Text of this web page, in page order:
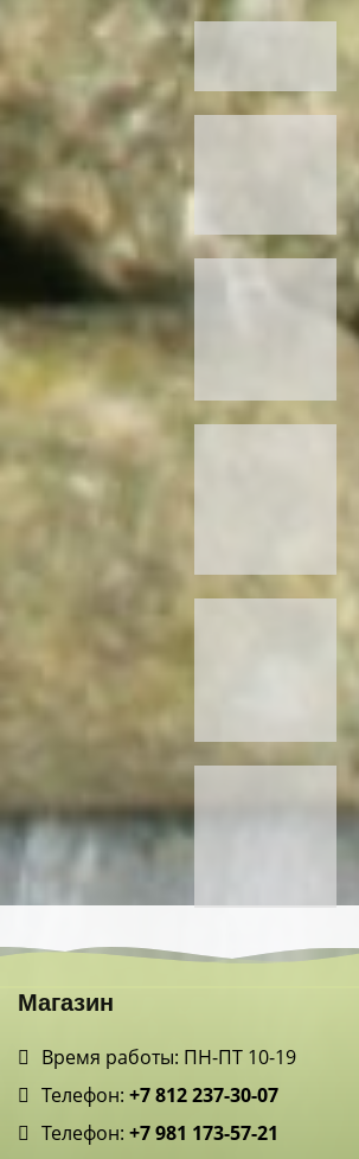
Магазин
Время работы: ПН-ПТ 10-19
Телефон: +7 812 237-30-07
Телефон: +7 981 173-57-21